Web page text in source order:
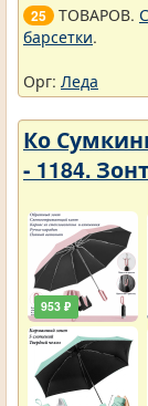
25 ТОВАРОВ.
барсетки.
Орг: Леда
Ко
- 1184.
953 ₽